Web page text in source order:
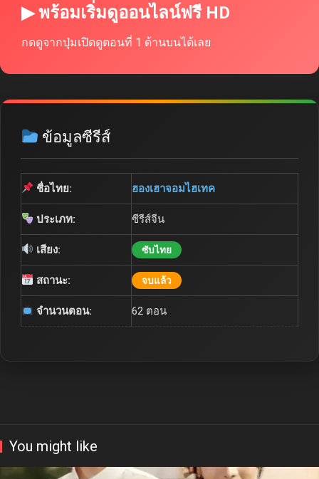
▶ พร้อมเริ่มดูออนไลน์ฟรี HD
กดดูจากปุ่มเปิดดูตอนที่ 1 ด้านบนได้เลย
ข้อมูลซีรีส์
ชื่อไทย: ฮองเฮาจอมไฮเทค
ประเภท: ซีรีส์จีน
เสียง: ซับไทย
สถานะ: จบแล้ว
จำนวนตอน: 62 ตอน
You might like